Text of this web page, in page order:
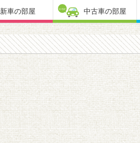
新車の部屋 中古車の部屋